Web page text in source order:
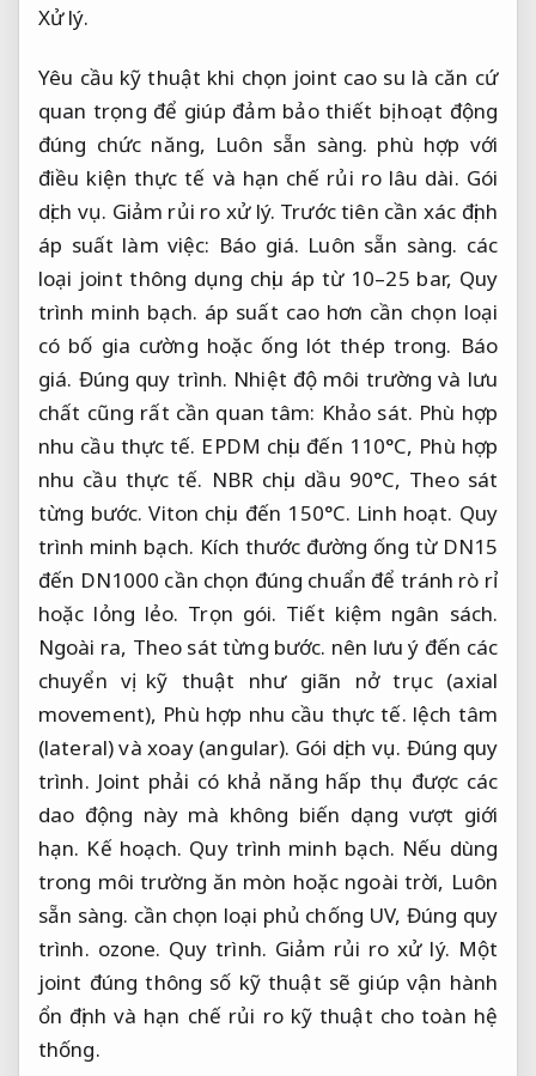
Xử lý.
Yêu cầu kỹ thuật khi chọn joint cao su là căn cứ
quan trọng để giúp đảm bảo thiết bị hoạt động
đúng chức năng, Luôn sẵn sàng. phù hợp với
điều kiện thực tế và hạn chế rủi ro lâu dài. Gói
dịch vụ. Giảm rủi ro xử lý. Trước tiên cần xác định
áp suất làm việc: Báo giá. Luôn sẵn sàng. các
loại joint thông dụng chịu áp từ 10–25 bar, Quy
trình minh bạch. áp suất cao hơn cần chọn loại
có bố gia cường hoặc ống lót thép trong. Báo
giá. Đúng quy trình. Nhiệt độ môi trường và lưu
chất cũng rất cần quan tâm: Khảo sát. Phù hợp
nhu cầu thực tế. EPDM chịu đến 110°C, Phù hợp
nhu cầu thực tế. NBR chịu dầu 90°C, Theo sát
từng bước. Viton chịu đến 150°C. Linh hoạt. Quy
trình minh bạch. Kích thước đường ống từ DN15
đến DN1000 cần chọn đúng chuẩn để tránh rò rỉ
hoặc lỏng lẻo. Trọn gói. Tiết kiệm ngân sách.
Ngoài ra, Theo sát từng bước. nên lưu ý đến các
chuyển vị kỹ thuật như giãn nở trục (axial
movement), Phù hợp nhu cầu thực tế. lệch tâm
(lateral) và xoay (angular). Gói dịch vụ. Đúng quy
trình. Joint phải có khả năng hấp thụ được các
dao động này mà không biến dạng vượt giới
hạn. Kế hoạch. Quy trình minh bạch. Nếu dùng
trong môi trường ăn mòn hoặc ngoài trời, Luôn
sẵn sàng. cần chọn loại phủ chống UV, Đúng quy
trình. ozone. Quy trình. Giảm rủi ro xử lý. Một
joint đúng thông số kỹ thuật sẽ giúp vận hành
ổn định và hạn chế rủi ro kỹ thuật cho toàn hệ
thống.